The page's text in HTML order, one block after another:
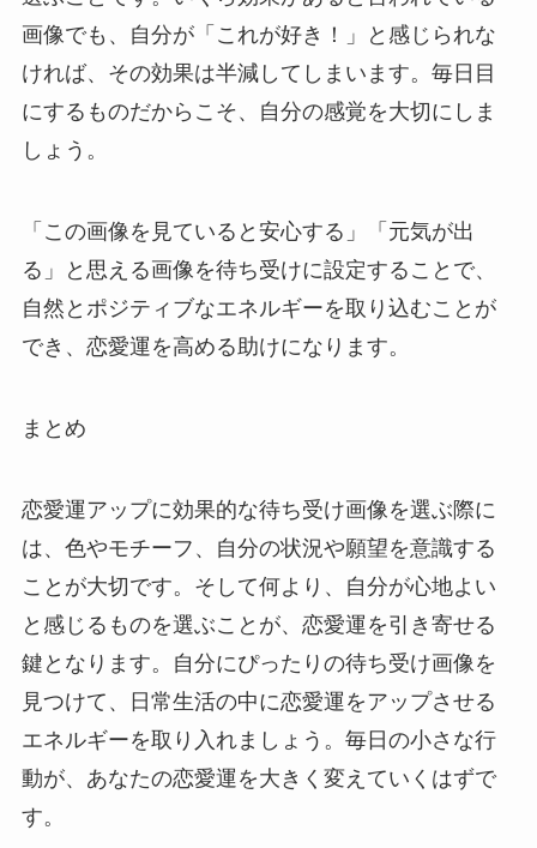
画像でも、自分が「これが好き！」と感じられな
ければ、その効果は半減してしまいます。毎日目
にするものだからこそ、自分の感覚を大切にしま
しょう。
「この画像を見ていると安心する」「元気が出
る」と思える画像を待ち受けに設定することで、
自然とポジティブなエネルギーを取り込むことが
でき、恋愛運を高める助けになります。
まとめ
恋愛運アップに効果的な待ち受け画像を選ぶ際に
は、色やモチーフ、自分の状況や願望を意識する
ことが大切です。そして何より、自分が心地よい
と感じるものを選ぶことが、恋愛運を引き寄せる
鍵となります。自分にぴったりの待ち受け画像を
見つけて、日常生活の中に恋愛運をアップさせる
エネルギーを取り入れましょう。毎日の小さな行
動が、あなたの恋愛運を大きく変えていくはずで
す。